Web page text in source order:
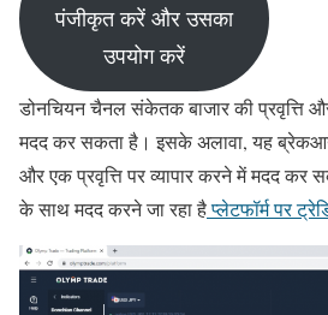
पंजीकृत करें और उसका
उपयोग करें
डोनचियन चैनल संकेतक बाजार की प्रवृत्ति
मदद कर सकता है। इसके अलावा, यह
और एक प्रवृत्ति पर व्यापार करने में मदद कर
के साथ मदद करने जा रहा हैप्लेटफॉर्म पर